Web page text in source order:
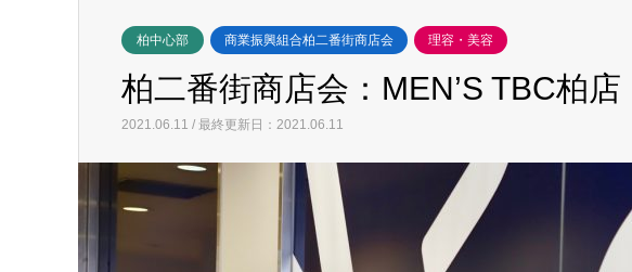
柏中心部 商業振興組合柏二番街商店会 理容・美容
柏二番街商店会：MEN’S TBC柏店
2021.06.11 / 最終更新日：2021.06.11